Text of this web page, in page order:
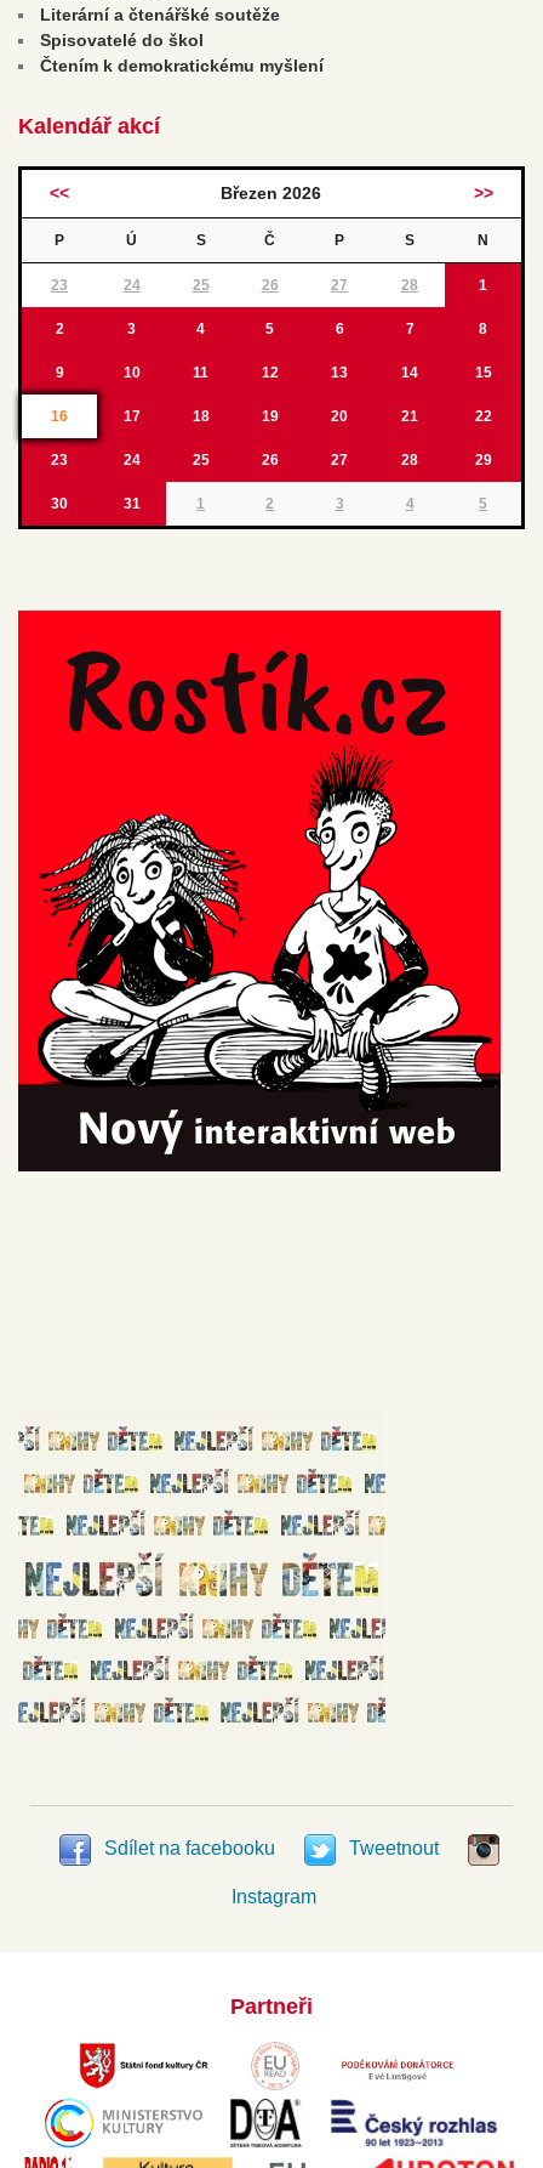
Literární a čtenářšké soutěže
Spisovatelé do škol
Čtením k demokratickému myšlení
Kalendář akcí
<< Březen 2026 >>
P Ú S Č P S N
23 24 25 26 27 28 1
2 3 4 5 6 7 8
9 10 11 12 13 14 15
16 17 18 19 20 21 22
23 24 25 26 27 28 29
30 31 1 2 3 4 5
Sdílet na facebooku Tweetnout
Instagram
Partneři